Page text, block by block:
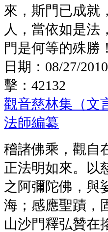
來，斯門已成就
人，當依如是法
門是何等的殊勝！
日期： 08/27/
擊： 42132
觀音慈林集（
法師編纂
稽諸佛乘，觀自
正法明如來。以
之阿彌陀佛，與
海；感應聖蹟，
山沙門釋弘贊在